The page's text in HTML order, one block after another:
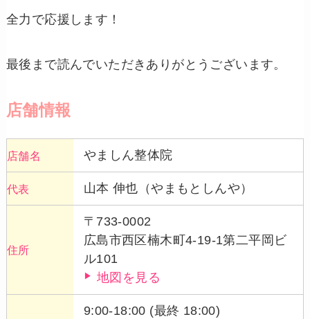
全力で応援します！
最後まで読んでいただきありがとうございます。
店舗情報
店舗名 やましん整体院
代表 山本 伸也（やまもとしんや）
住所
〒733-0002
広島市西区楠木町4-19-1第二平岡ビ
ル101
地図を見る
9:00-18:00 (最終 18:00)